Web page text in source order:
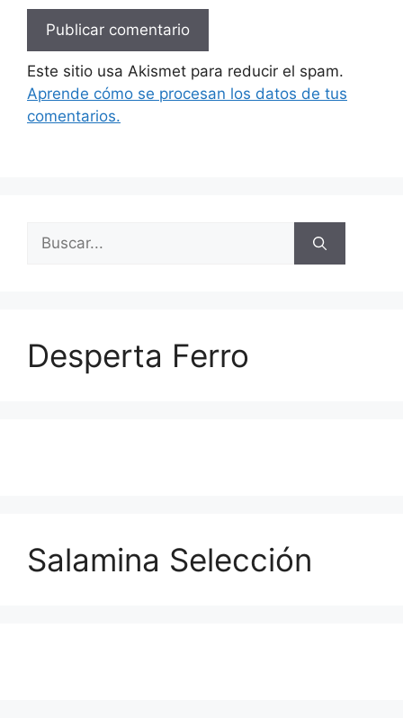
Este sitio usa Akismet para reducir el spam.
Aprende cómo se procesan los datos de tus
comentarios.
Buscar:
Desperta Ferro
Salamina Selección